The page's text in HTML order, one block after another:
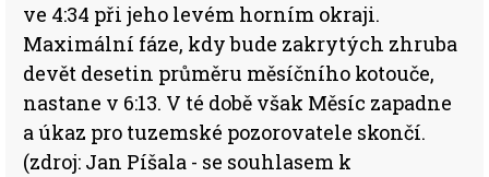
ve 4:34 při jeho levém horním okraji.
Maximální fáze, kdy bude zakrytých zhruba
devět desetin průměru měsíčního kotouče,
nastane v 6:13. V té době však Měsíc zapadne
a úkaz pro tuzemské pozorovatele skončí.
(zdroj: Jan Píšala - se souhlasem k